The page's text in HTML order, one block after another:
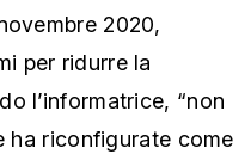
2020,
per ridurre la
l’informatrice, “non
ha riconfigurate come